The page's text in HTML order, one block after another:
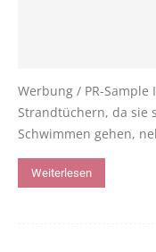
Werbung / PR-
Strandtüchern, da sie
Schwimmen gehen,
Weiterlesen